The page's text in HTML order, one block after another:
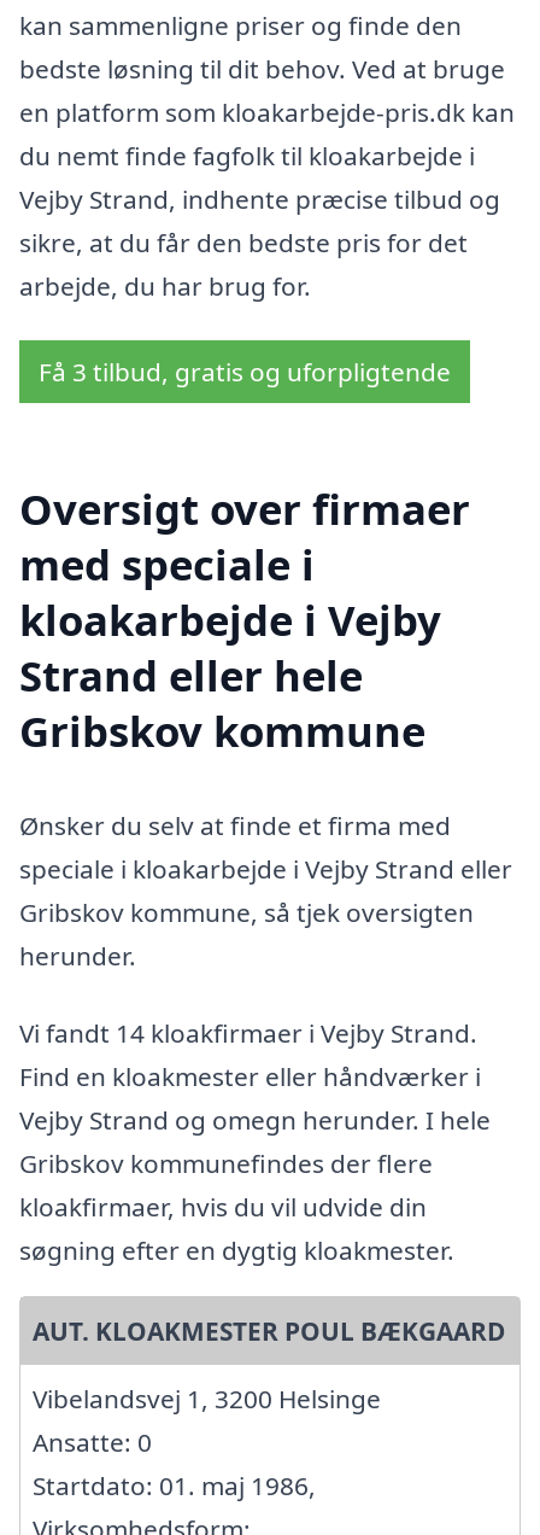
kan sammenligne priser og finde den
bedste løsning til dit behov. Ved at bruge
en platform som kloakarbejde-pris.dk kan
du nemt finde fagfolk til kloakarbejde i
Vejby Strand, indhente præcise tilbud og
sikre, at du får den bedste pris for det
arbejde, du har brug for.
Få 3 tilbud, gratis og uforpligtende
Oversigt over firmaer
med speciale i
kloakarbejde i Vejby
Strand eller hele
Gribskov kommune
Ønsker du selv at finde et firma med
speciale i kloakarbejde i Vejby Strand eller
Gribskov kommune, så tjek oversigten
herunder.
Vi fandt 14 kloakfirmaer i Vejby Strand.
Find en kloakmester eller håndværker i
Vejby Strand og omegn herunder. I hele
Gribskov kommunefindes der flere
kloakfirmaer, hvis du vil udvide din
søgning efter en dygtig kloakmester.
AUT. KLOAKMESTER POUL BÆKGAARD
Vibelandsvej 1, 3200 Helsinge
Ansatte: 0
Startdato: 01. maj 1986,